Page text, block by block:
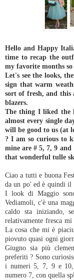
Hello and Happy
time to recap the
my favorite months
Let's see the looks,
sign that warm
sort of fresh, and this
blazers.
The thing I liked the
almost every single
will be good to us (at
? I am so curious to
mine are # 5, 7, 9
that wonderful tulle
Ciao a tutti e buona
da un po' ed è quindi il
I look di Maggio
Vediamoli, c'è una
caldo sta iniziando,
relativamente fresca
La cosa che mi è
piovuto quasi ogni
Giugno sia più
preferiti ? Sono
i numeri 5, 7, 9 e 10,
numero 7, con quella